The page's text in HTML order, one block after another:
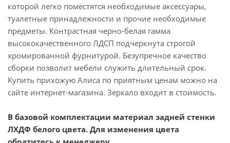
которой легко поместятся необходимые аксессуары,
туалетные принадлежности и прочие необходимые
предметы. Контрастная черно-белая гамма
высококачественного ЛДСП подчеркнута строгой
хромированной фурнитурой. Безупречное качество
сборки позволит мебели служить длительный срок.
Купить прихожую Алиса по приятным ценам можно на
сайте интернет-магазина. Зеркало входит в стоимость.
В базовой комплектации материал задней стенки
ЛХДФ белого цвета. Для изменения цвета